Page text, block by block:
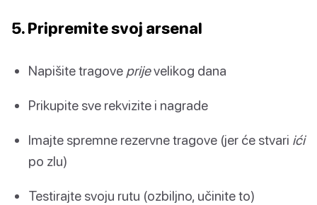
5. Pripremite svoj arsenal
Napišite tragove prijevelikog dana
Prikupite sve rekvizite i nagrade
Imajte spremne rezervne tragove (jer će stvari ići
po zlu)
Testirajte svoju rutu (ozbiljno, učinite to)